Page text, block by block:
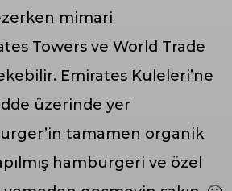
mimari
Towers ve World Trade
Emirates Kuleleri’ne
üzerinde yer
tamamen organik
hamburgeri ve özel